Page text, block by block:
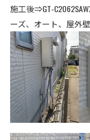
施工後⇒GT-
ーズ、オート、 屋外